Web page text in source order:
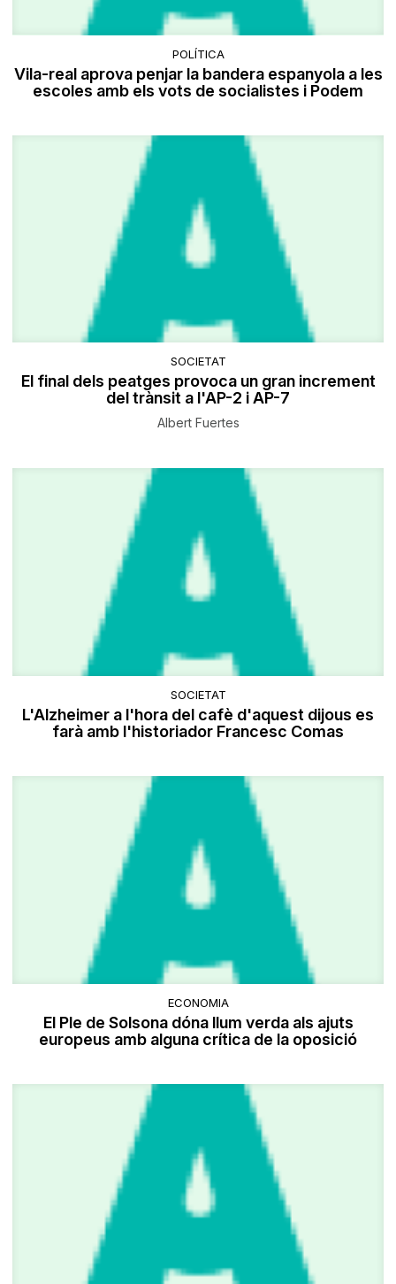
POLÍTICA
Vila-real aprova penjar la bandera espanyola a les
escoles amb els vots de socialistes i Podem
SOCIETAT
El final dels peatges provoca un gran increment
del trànsit a l'AP-2 i AP-7
Albert Fuertes
SOCIETAT
L'Alzheimer a l'hora del cafè d'aquest dijous es
farà amb l'historiador Francesc Comas
ECONOMIA
El Ple de Solsona dóna llum verda als ajuts
europeus amb alguna crítica de la oposició